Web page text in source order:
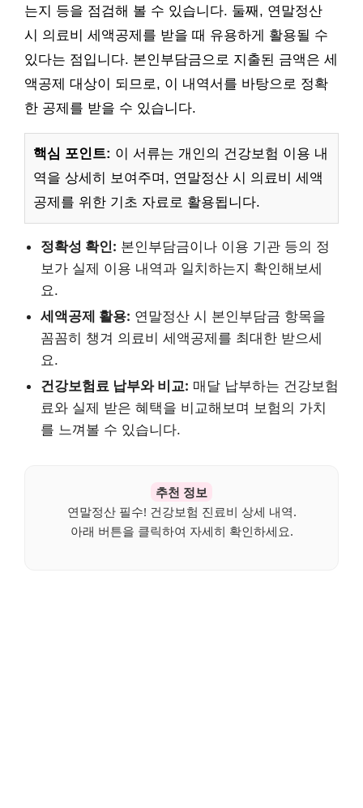
는지 등을 점검해 볼 수 있습니다. 둘째, 연말정산
시 의료비 세액공제를 받을 때 유용하게 활용될 수
있다는 점입니다. 본인부담금으로 지출된 금액은 세
액공제 대상이 되므로, 이 내역서를 바탕으로 정확
한 공제를 받을 수 있습니다.
핵심 포인트: 이 서류는 개인의 건강보험 이용 내
역을 상세히 보여주며, 연말정산 시 의료비 세액
공제를 위한 기초 자료로 활용됩니다.
정확성 확인: 본인부담금이나 이용 기관 등의 정
보가 실제 이용 내역과 일치하는지 확인해보세
요.
세액공제 활용: 연말정산 시 본인부담금 항목을
꼼꼼히 챙겨 의료비 세액공제를 최대한 받으세
요.
건강보험료 납부와 비교: 매달 납부하는 건강보험
료와 실제 받은 혜택을 비교해보며 보험의 가치
를 느껴볼 수 있습니다.
추천 정보
연말정산 필수! 건강보험 진료비 상세 내역.
아래 버튼을 클릭하여 자세히 확인하세요.